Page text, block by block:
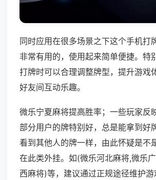
同时应用在很多场景之下这个手机打
非常有用的，使用起来简单便捷。特
打牌时可以合理调整牌型，提升游戏
好友间互动乐趣。
微乐宁夏麻将提高胜率；一些玩家反
部分用户的牌特别好，总是能拿到好
看到其他人的牌一样，由此怀疑是不
在此类外挂。如(微乐河北麻将,微乐
西麻将)等，建议通过正规途径维护游